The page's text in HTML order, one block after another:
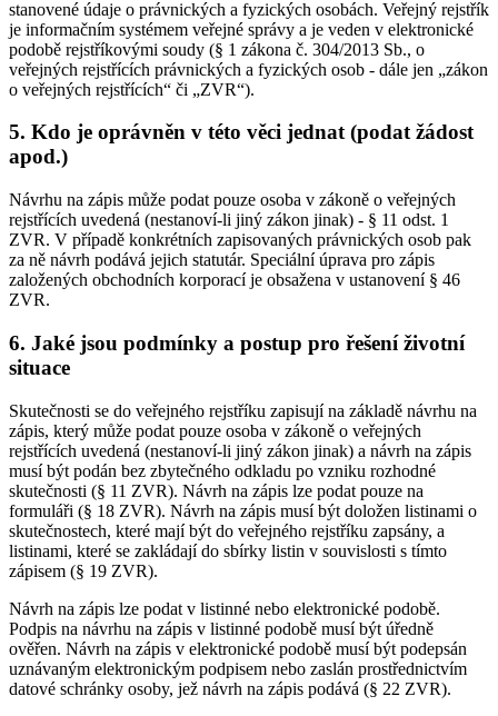
stanovené údaje o právnických a fyzických osobách. Veřejný rejstřík
je informačním systémem veřejné správy a je veden v elektronické
podobě rejstříkovými soudy (§ 1 zákona č. 304/2013 Sb., o
veřejných rejstřících právnických a fyzických osob - dále jen „zákon
o veřejných rejstřících“ či „ZVR“).
5. Kdo je oprávněn v této věci jednat (podat žádost
apod.)
Návrhu na zápis může podat pouze osoba v zákoně o veřejných
rejstřících uvedená (nestanoví-li jiný zákon jinak) - § 11 odst. 1
ZVR. V případě konkrétních zapisovaných právnických osob pak
za ně návrh podává jejich statutár. Speciální úprava pro zápis
založených obchodních korporací je obsažena v ustanovení § 46
ZVR.
6. Jaké jsou podmínky a postup pro řešení životní
situace
Skutečnosti se do veřejného rejstříku zapisují na základě návrhu na
zápis, který může podat pouze osoba v zákoně o veřejných
rejstřících uvedená (nestanoví-li jiný zákon jinak) a návrh na zápis
musí být podán bez zbytečného odkladu po vzniku rozhodné
skutečnosti (§ 11 ZVR). Návrh na zápis lze podat pouze na
formuláři (§ 18 ZVR). Návrh na zápis musí být doložen listinami o
skutečnostech, které mají být do veřejného rejstříku zapsány, a
listinami, které se zakládají do sbírky listin v souvislosti s tímto
zápisem (§ 19 ZVR).
Návrh na zápis lze podat v listinné nebo elektronické podobě.
Podpis na návrhu na zápis v listinné podobě musí být úředně
ověřen. Návrh na zápis v elektronické podobě musí být podepsán
uznávaným elektronickým podpisem nebo zaslán prostřednictvím
datové schránky osoby, jež návrh na zápis podává (§ 22 ZVR).